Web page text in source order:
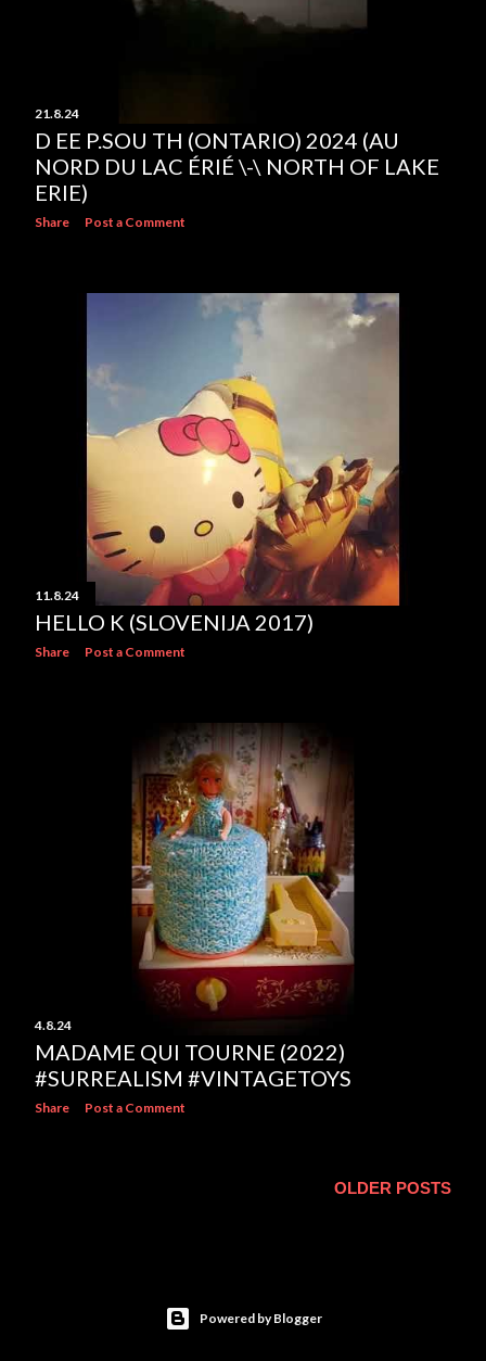
21.8.24
D EE P.SOU TH (ONTARIO) 2024 (AU
NORD DU LAC ÉRIÉ \-\ NORTH OF LAKE
ERIE)
Share Post a Comment
11.8.24
HELLO K (SLOVENIJA 2017)
Share Post a Comment
4.8.24
MADAME QUI TOURNE (2022)
#SURREALISM #VINTAGETOYS
Share Post a Comment
OLDER POSTS
Powered by Blogger